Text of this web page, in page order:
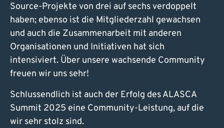
Source-Projekte von drei auf sechs verdoppelt
haben; ebenso ist die Mitgliederzahl gewachsen
und auch die Zusammenarbeit mit anderen
Organisationen und Initiativen hat sich
intensiviert. Über unsere wachsende Community
freuen wir uns sehr!
Schlussendlich ist auch der Erfolg des ALASCA
Summit 2025 eine Community-Leistung, auf die
wir sehr stolz sind.